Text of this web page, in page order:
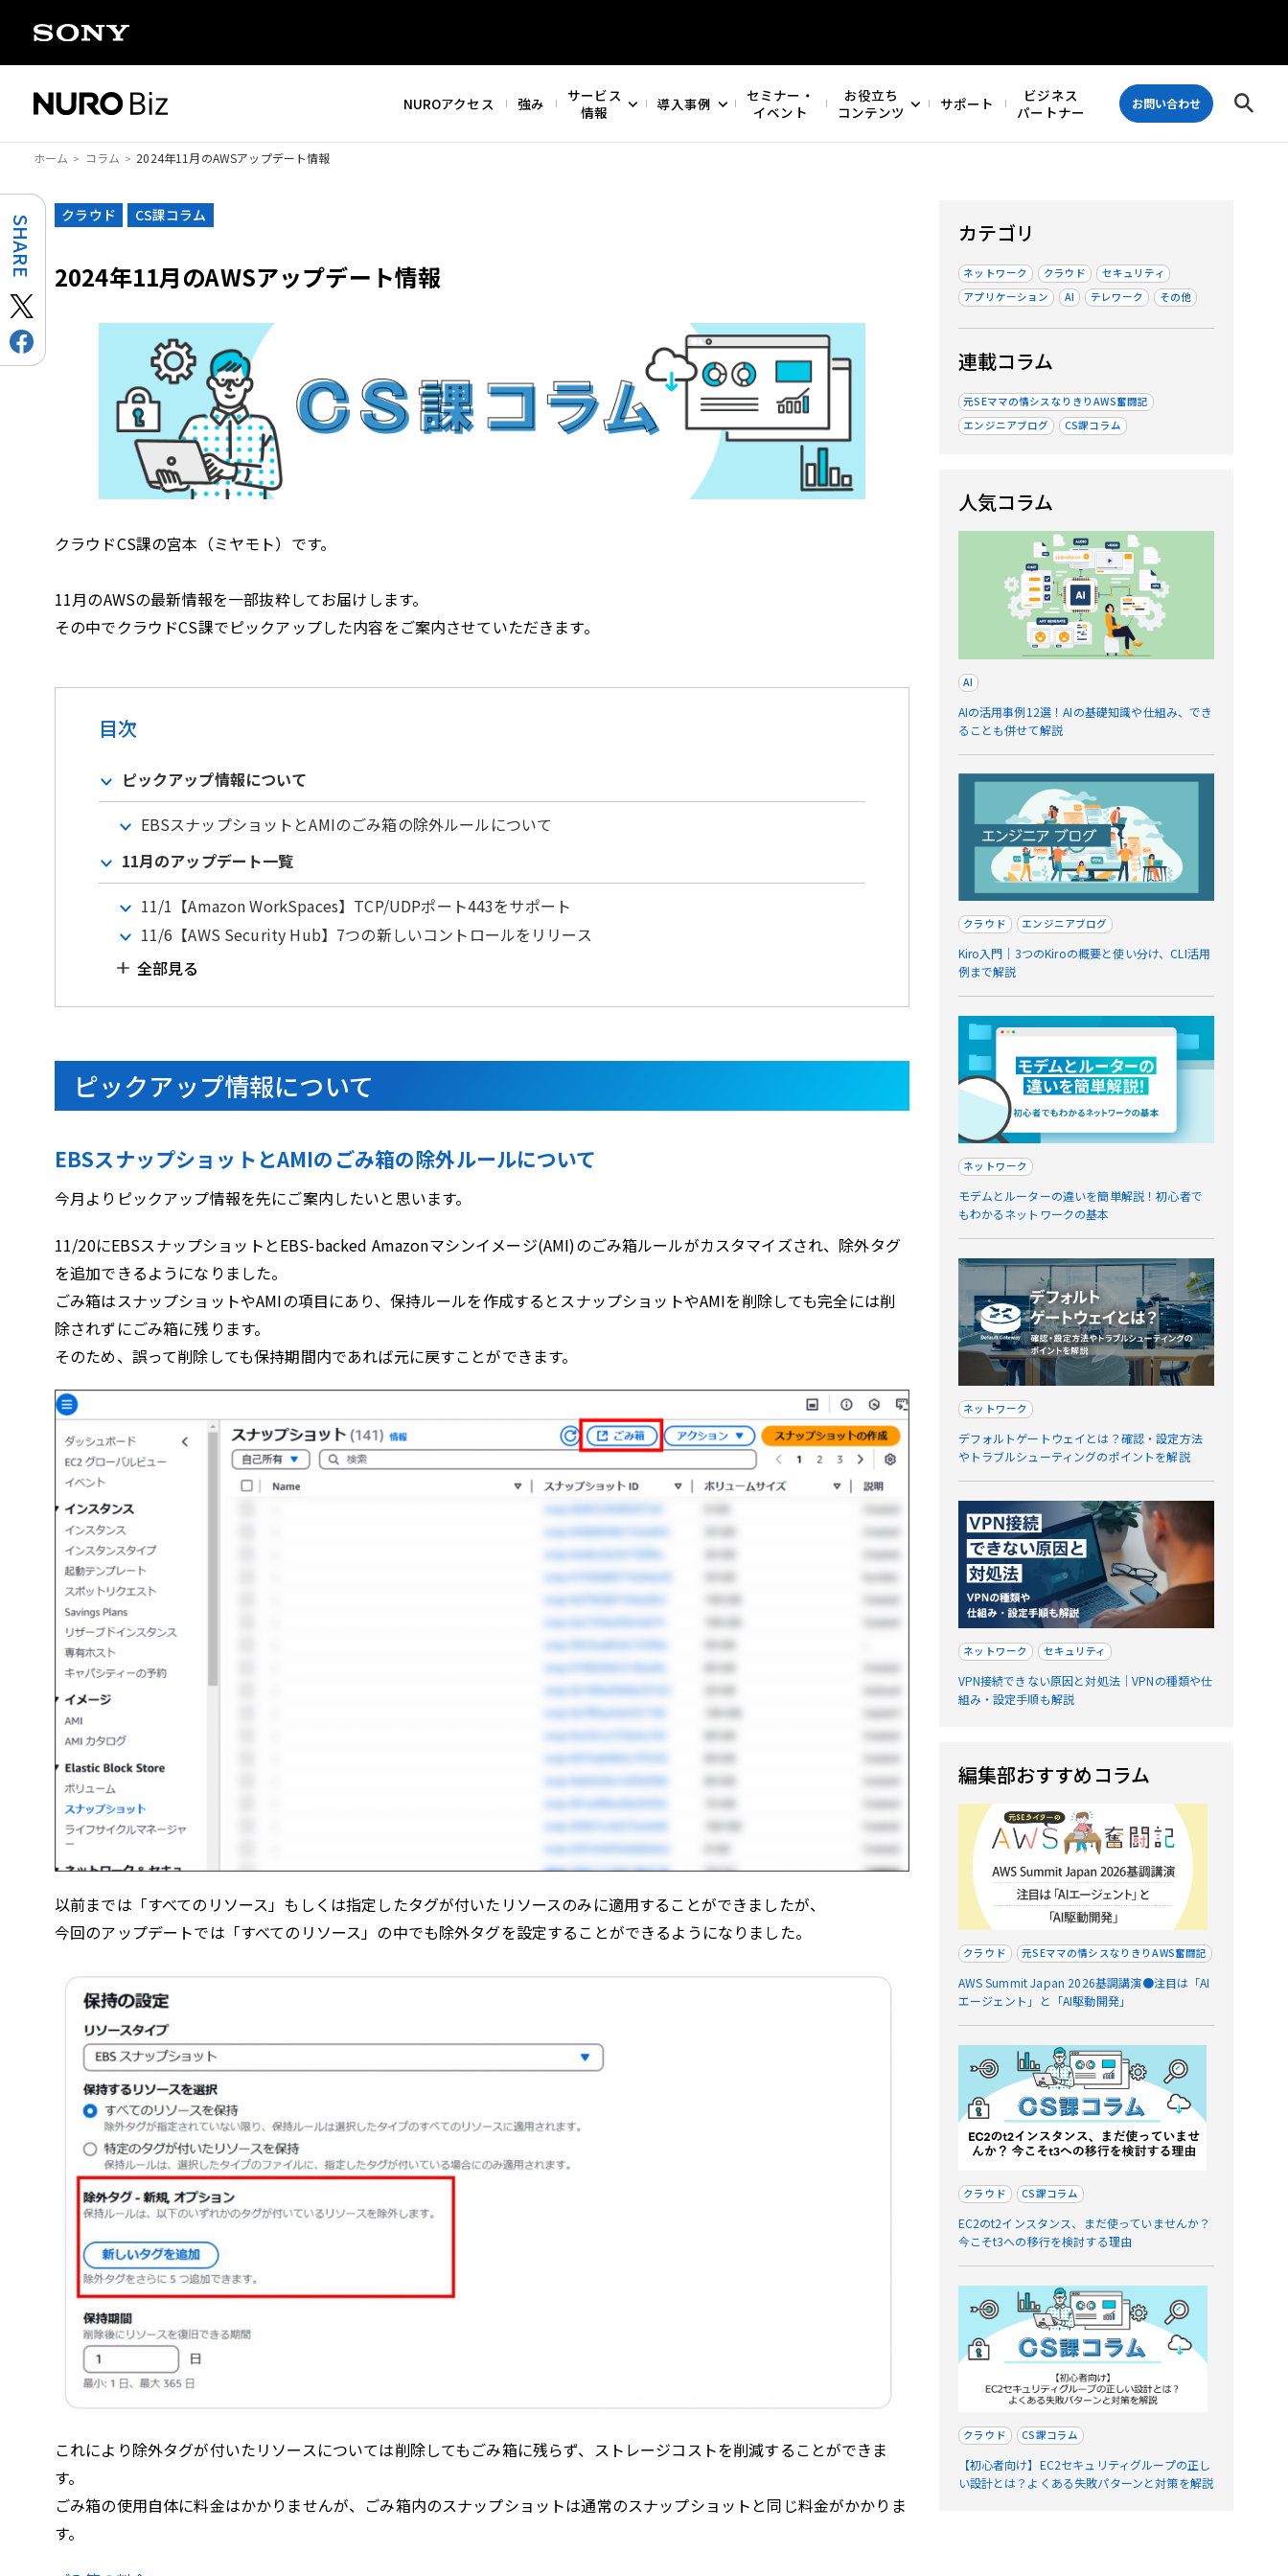
NUROアクセス 強み
サービス
情報
導入事例
セミナー・
イベント
お役立ち
コンテンツ
サポート
ビジネス
パートナー
お問い合わせ
ホーム コラム 2024年11月のAWSアップデート情報
クラウド CS課コラム
2024年11月のAWSアップデート情報
クラウドCS課の宮本（ミヤモト）です。
11月のAWSの最新情報を一部抜粋してお届けします。
その中でクラウドCS課でピックアップした内容をご案内させていただきます。
目次
ピックアップ情報について
EBSスナップショットとAMIのごみ箱の除外ルールについて
11月のアップデート一覧
11/1【Amazon WorkSpaces】TCP/UDPポート443をサポート
11/6【AWS Security Hub】7つの新しいコントロールをリリース
全部見る
ピックアップ情報について
EBSスナップショットとAMIのごみ箱の除外ルールについて
今月よりピックアップ情報を先にご案内したいと思います。
11/20にEBSスナップショットとEBS-backed Amazonマシンイメージ(AMI)のごみ箱ルールがカスタマイズされ、除外タグ
を追加できるようになりました。
ごみ箱はスナップショットやAMIの項目にあり、保持ルールを作成するとスナップショットやAMIを削除しても完全には削
除されずにごみ箱に残ります。
そのため、誤って削除しても保持期間内であれば元に戻すことができます。
以前までは「すべてのリソース」もしくは指定したタグが付いたリソースのみに適用することができましたが、
今回のアップデートでは「すべてのリソース」の中でも除外タグを設定することができるようになりました。
これにより除外タグが付いたリソースについては削除してもごみ箱に残らず、ストレージコストを削減することができま
す。
ごみ箱の使用自体に料金はかかりませんが、ごみ箱内のスナップショットは通常のスナップショットと同じ料金がかかりま
す。
カテゴリ
ネットワーク クラウド
セキュリティ
アプリケーション
AI テレワーク その他
連載コラム
元SEママの情シスなりきりAWS奮闘記
エンジニアブログ
CS課コラム
人気コラム
AI
AIの活用事例12選！AIの基礎知識や仕組み、でき
ることも併せて解説
クラウド エンジニアブログ
Kiro入門｜3つのKiroの概要と使い分け、CLI活用
例まで解説
ネットワーク
モデムとルーターの違いを簡単解説！初心者で
もわかるネットワークの基本
ネットワーク
デフォルトゲートウェイとは？確認・設定方法
やトラブルシューティングのポイントを解説
ネットワーク セキュリティ
VPN接続できない原因と対処法｜VPNの種類や仕
組み・設定手順も解説
編集部おすすめコラム
クラウド 元SEママの情シスなりきりAWS奮闘記
AWS Summit Japan 2026基調講演●注目は「AI
エージェント」と「AI駆動開発」
クラウド CS課コラム
EC2のt2インスタンス、まだ使っていませんか？
今こそt3への移行を検討する理由
クラウド CS課コラム
【初心者向け】EC2セキュリティグループの正し
い設計とは？よくある失敗パターンと対策を解説
SHARE